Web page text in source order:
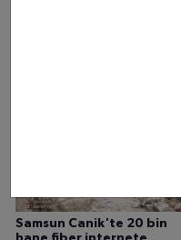
Samsun Canik'te 20 bin